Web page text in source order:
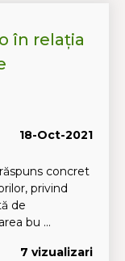
în relația
18-Oct-2021
concret
privind
de
bu ...
7 vizualizari